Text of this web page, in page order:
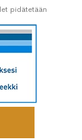
pidätetään